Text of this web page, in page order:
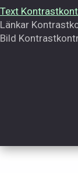
Text
Länkar
Bild